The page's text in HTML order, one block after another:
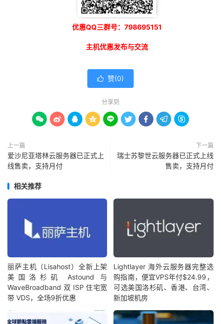
优惠QQ三群号：798695151
主机优惠发布与交流
 赞(0)
分享到
        
上一篇
爱沙尼亚塔林云服务器已正式上
线售卖，支持月付
下一篇
瑞士苏黎世云服务器已正式上线
售卖，支持月付
相关推荐
丽萨主机（Lisahost）全新上架
美国洛杉矶 Astound 与
WaveBroadband 双 ISP 住宅宽
带 VDS，全场9折优惠
Lightlayer 海外云服务器完整选
购指南，便宜VPS年付$24.99，
可选美国洛杉矶、香港、台湾、
新加坡机房